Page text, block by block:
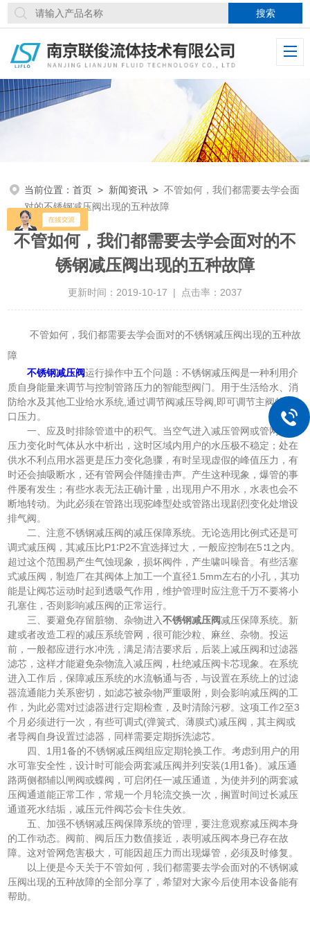
当前位置：首页 > 新闻资讯 >不管如何，我们都需要去学会面
对的不锈钢减压阀出现的五种故障
不管如何，我们都需要去学会面对的不
锈钢减压阀出现的五种故障
更新时间：2019-10-17 | 点击率：2037
不管如何，我们都需要去学会面对的不锈钢减压阀出现的五种故
障
不锈钢减压阀运行操作中五个问题：不锈钢减压阀是一种利用介
质自身能量来调节与控制管路压力的智能型阀门。用于生活给水、消
防给水及其他工业给水系统,通过调节阀减压导阀,即可调节主阀的出
口压力。
一、应及时排除管道中的积气。当空气进入减压管网或管网内随
压力变化时气体从水中析出，这时区域内用户的水压极不稳定；处在
供水不利点用水器更是压力变化急骤，有时呈现虚假的峰值压力，有
时还会抽吸断水，还有管网会伴随撞击声。产生这种现象，爆管的事
件屡有发生；有些水表无法正确计量，出现用户不用水，水表也会不
断地转动。为此必须在管路出现驼峰型处或管路出现剧烈变化处增设
排气阀。
二、注意不锈钢减压阀的减压保障系统。无论选用比例式还是可
调式减压阀，其减压比P1∶P2不宜选择过大，一般应控制在5∶1之内。
超过这个范围易产生气蚀现象，损坏阀件，产生啸叫噪音。有些活塞
式减压阀，制造厂在其阀体上加工一个直径1.5mm左右的小孔，其功
能是让阀芯运动时起到透吸气作用，维护管理时应注意千万不要将小
孔塞住，否则影响减压阀的正常运行。
三、要避免存留脏物、杂物进入不锈钢减压阀减压保障系统。新
建或者改造工程的减压系统管网，很可能沙粒、麻丝、杂物。投运
前，一般都应进行水冲洗，满足清洁要求后，后装上减压阀和过滤器
滤芯，这样才能避免杂物流入减压阀，杜绝减压阀卡芯现象。在系统
进入工作后，保障减压系统的水流畅通与否，与设置在系统上的过滤
器流通能力关系密切，如滤芯被杂物严重吸附，则会影响减压阀的工
作，为此必需对过滤器进行定期检查，及时清除污秽。这项工作2至3
个月必须进行一次，有些可调式(弹簧式、薄膜式)减压阀，其主阀或
者导阀自身设置过滤器，同样需要定期拆洗滤芯。
四、1用1备的不锈钢减压阀组应定期轮换工作。考虑到用户的用
水可靠安全性，设计时可能会两套减压阀并列安装(1用1备)。减压通
路两侧都辅以闸阀或蝶阀，可启闭任一减压通道，为使并列的两套减
压阀通道能正常工作，常规一个月轮流交换一次，搁置时间过长减压
通道死水结垢，减压元件阀芯会卡住失效。
五、加强不锈钢减压阀保障系统的管理，要注意观察减压阀本身
的工作动态。阀前、阀后压力数值接近，表明减压阀本身已存在故
障。这对管网危害极大，可能因超压力而出现爆管，必须及时修复。
以上便是今天关于不管如何，我们都需要去学会面对的不锈钢减
压阀出现的五种故障的全部分享了，希望对大家今后使用本设备能有
帮助。